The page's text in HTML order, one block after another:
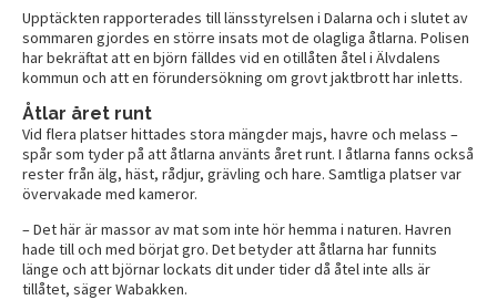
Upptäckten rapporterades till länsstyrelsen i Dalarna och i slutet av
sommaren gjordes en större insats mot de olagliga åtlarna. Polisen
har bekräftat att en björn fälldes vid en otillåten åtel i Älvdalens
kommun och att en förundersökning om grovt jaktbrott har inletts.
Åtlar året runt
Vid flera platser hittades stora mängder majs, havre och melass –
spår som tyder på att åtlarna använts året runt. I åtlarna fanns också
rester från älg, häst, rådjur, grävling och hare. Samtliga platser var
övervakade med kameror.
– Det här är massor av mat som inte hör hemma i naturen. Havren
hade till och med börjat gro. Det betyder att åtlarna har funnits
länge och att björnar lockats dit under tider då åtel inte alls är
tillåtet, säger Wabakken.